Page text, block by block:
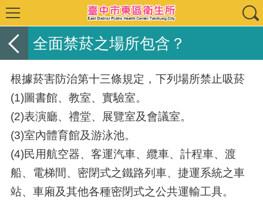
全面禁菸之場所包含？
根據菸害防治第十三條規定，下列場所禁止吸菸
(1)圖書館、教室、實驗室。
(2)表演廳、禮堂、展覽室及會議室。
(3)室內體育館及游泳池。
(4)民用航空器、客運汽車、纜車、計程車、渡
船、電梯間、密閉式之鐵路列車、捷運系統之車
站、車廂及其他各種密閉式之公共運輸工具。